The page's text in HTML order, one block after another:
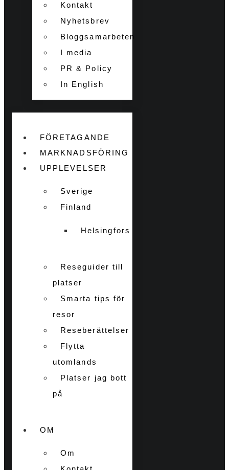
Kontakt
Nyhetsbrev
Bloggsamarbeten
I media
PR & Policy
In English
FÖRETAGANDE
MARKNADSFÖRING
UPPLEVELSER
Sverige
Finland
Helsingfors
Reseguider till
platser
Smarta tips för
resor
Reseberättelser
Flytta
utomlands
Platser jag bott
på
OM
Om